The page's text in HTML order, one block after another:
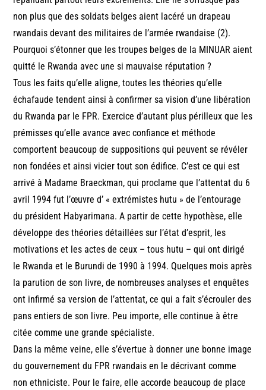
non plus que des soldats belges aient lacéré un drapeau
rwandais devant des militaires de l’armée rwandaise (2).
Pourquoi s’étonner que les troupes belges de la MINUAR aient
quitté le Rwanda avec une si mauvaise réputation ?
Tous les faits qu’elle aligne, toutes les théories qu’elle
échafaude tendent ainsi à confirmer sa vision d’une libération
du Rwanda par le FPR. Exercice d’autant plus périlleux que les
prémisses qu’elle avance avec confiance et méthode
comportent beaucoup de suppositions qui peuvent se révéler
non fondées et ainsi vicier tout son édifice. C’est ce qui est
arrivé à Madame Braeckman, qui proclame que l’attentat du 6
avril 1994 fut l’œuvre d’ « extrémistes hutu » de l’entourage
du président Habyarimana. A partir de cette hypothèse, elle
développe des théories détaillées sur l’état d’esprit, les
motivations et les actes de ceux – tous hutu – qui ont dirigé
le Rwanda et le Burundi de 1990 à 1994. Quelques mois après
la parution de son livre, de nombreuses analyses et enquêtes
ont infirmé sa version de l’attentat, ce qui a fait s’écrouler des
pans entiers de son livre. Peu importe, elle continue à être
citée comme une grande spécialiste.
Dans la même veine, elle s’évertue à donner une bonne image
du gouvernement du FPR rwandais en le décrivant comme
non ethniciste. Pour le faire, elle accorde beaucoup de place